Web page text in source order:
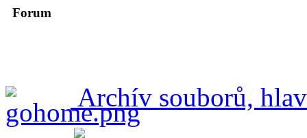
Forum
Archív souborů,